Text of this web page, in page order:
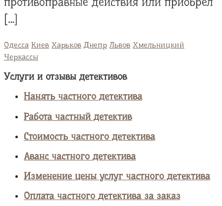
[…]
Одесса Киев Харьков Днепр Львов Хмельницкий
Черкассы
Услуги и отзывы детективов
Нанять частного детектива
Работа частный детектив
Стоимость частного детектива
Аванс частного детектива
Изменение цены услуг частного детектива
Оплата частного детектива за заказ